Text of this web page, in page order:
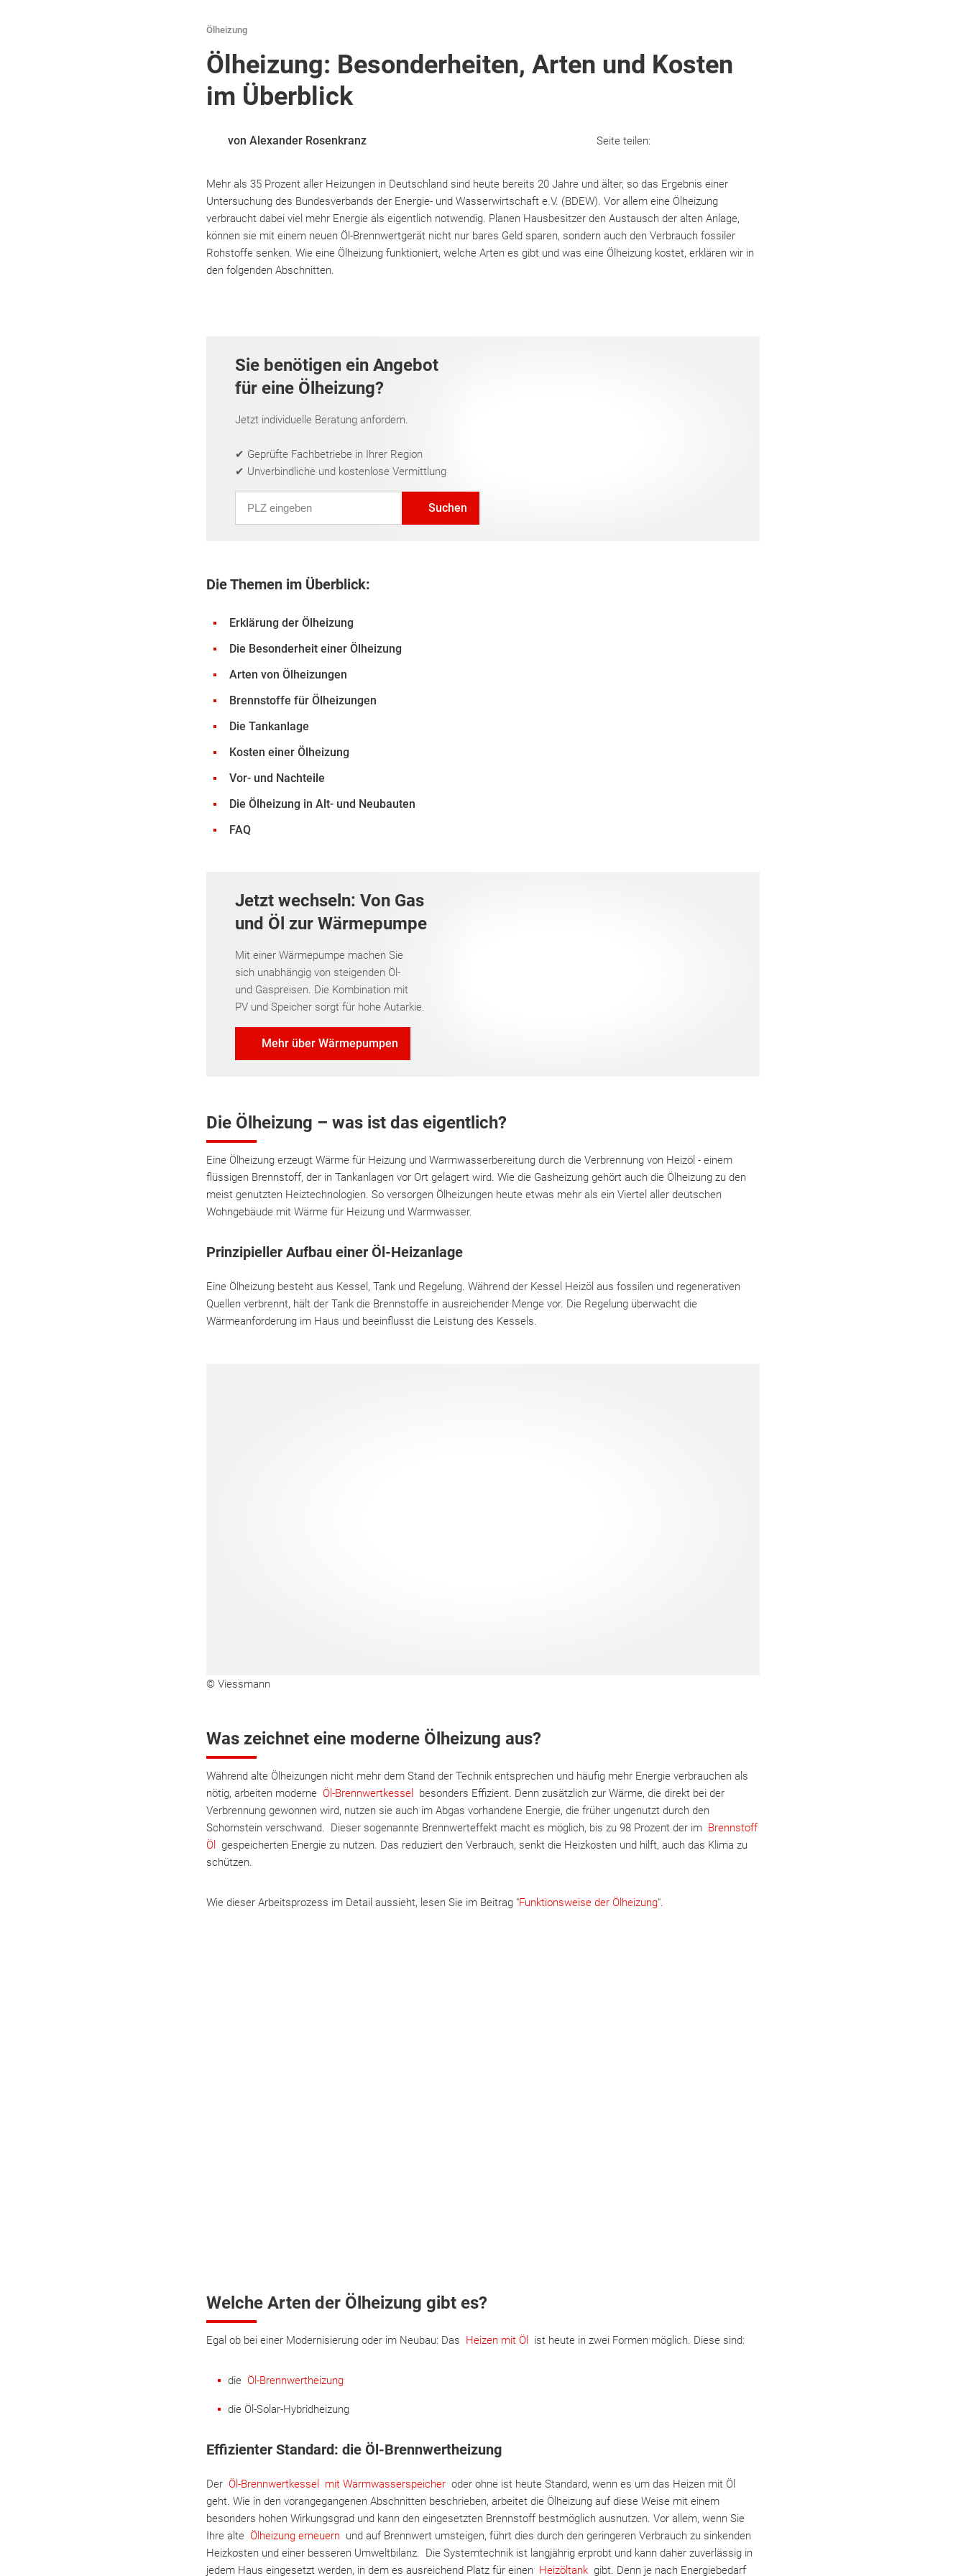
Ölheizung
Ölheizung: Besonderheiten, Arten und Kosten
im Überblick
von Alexander Rosenkranz Seite teilen:
Mehr als 35 Prozent aller Heizungen in Deutschland sind heute bereits 20 Jahre und älter, so das Ergebnis einer
Untersuchung des Bundesverbands der Energie- und Wasserwirtschaft e.V. (BDEW). Vor allem eine Ölheizung
verbraucht dabei viel mehr Energie als eigentlich notwendig. Planen Hausbesitzer den Austausch der alten Anlage,
können sie mit einem neuen Öl-Brennwertgerät nicht nur bares Geld sparen, sondern auch den Verbrauch fossiler
Rohstoffe senken. Wie eine Ölheizung funktioniert, welche Arten es gibt und was eine Ölheizung kostet, erklären wir in
den folgenden Abschnitten.
Sie benötigen ein Angebot
für eine Ölheizung?
Jetzt individuelle Beratung anfordern.
✔ Geprüfte Fachbetriebe in Ihrer Region
✔ Unverbindliche und kostenlose Vermittlung
Suchen
Die Themen im Überblick:
Erklärung der Ölheizung
Die Besonderheit einer Ölheizung
Arten von Ölheizungen
Brennstoffe für Ölheizungen
Die Tankanlage
Kosten einer Ölheizung
Vor- und Nachteile
Die Ölheizung in Alt- und Neubauten
FAQ
Jetzt wechseln: Von Gas
und Öl zur Wärmepumpe
Mit einer Wärmepumpe machen Sie
sich unabhängig von steigenden Öl-
und Gaspreisen. Die Kombination mit
PV und Speicher sorgt für hohe Autarkie.
Mehr über Wärmepumpen
Die Ölheizung – was ist das eigentlich?
Eine Ölheizung erzeugt Wärme für Heizung und Warmwasserbereitung durch die Verbrennung von Heizöl - einem
flüssigen Brennstoff, der in Tankanlagen vor Ort gelagert wird. Wie die Gasheizung gehört auch die Ölheizung zu den
meist genutzten Heiztechnologien. So versorgen Ölheizungen heute etwas mehr als ein Viertel aller deutschen
Wohngebäude mit Wärme für Heizung und Warmwasser.
Prinzipieller Aufbau einer Öl-Heizanlage
Eine Ölheizung besteht aus Kessel, Tank und Regelung. Während der Kessel Heizöl aus fossilen und regenerativen
Quellen verbrennt, hält der Tank die Brennstoffe in ausreichender Menge vor. Die Regelung überwacht die
Wärmeanforderung im Haus und beeinflusst die Leistung des Kessels.
© Viessmann
Was zeichnet eine moderne Ölheizung aus?
Während alte Ölheizungen nicht mehr dem Stand der Technik entsprechen und häufig mehr Energie verbrauchen als
nötig, arbeiten moderne Öl-Brennwertkessel
besonders Effizient. Denn zusätzlich zur Wärme, die direkt bei der
Verbrennung gewonnen wird, nutzen sie auch im Abgas vorhandene Energie, die früher ungenutzt durch den
Schornstein verschwand. Dieser sogenannte Brennwerteffekt macht es möglich, bis zu 98 Prozent der im Brennstoff
Öl
gespeicherten Energie zu nutzen. Das reduziert den Verbrauch, senkt die Heizkosten und hilft, auch das Klima zu
schützen.
Wie dieser Arbeitsprozess im Detail aussieht, lesen Sie im Beitrag "Funktionsweise der Ölheizung".
Welche Arten der Ölheizung gibt es?
Egal ob bei einer Modernisierung oder im Neubau: Das Heizen mit Öl ist heute in zwei Formen möglich. Diese sind:
die Öl-Brennwertheizung
die Öl-Solar-Hybridheizung
Effizienter Standard: die Öl-Brennwertheizung
Der Öl-Brennwertkessel mit Warmwasserspeicher oder ohne ist heute Standard, wenn es um das Heizen mit Öl
geht. Wie in den vorangegangenen Abschnitten beschrieben, arbeitet die Ölheizung auf diese Weise mit einem
besonders hohen Wirkungsgrad und kann den eingesetzten Brennstoff bestmöglich ausnutzen. Vor allem, wenn Sie
Ihre alte Ölheizung erneuern und auf Brennwert umsteigen, führt dies durch den geringeren Verbrauch zu sinkenden
Heizkosten und einer besseren Umweltbilanz. Die Systemtechnik ist langjährig erprobt und kann daher zuverlässig in
jedem Haus eingesetzt werden, in dem es ausreichend Platz für einen Heizöltank gibt. Denn je nach Energiebedarf